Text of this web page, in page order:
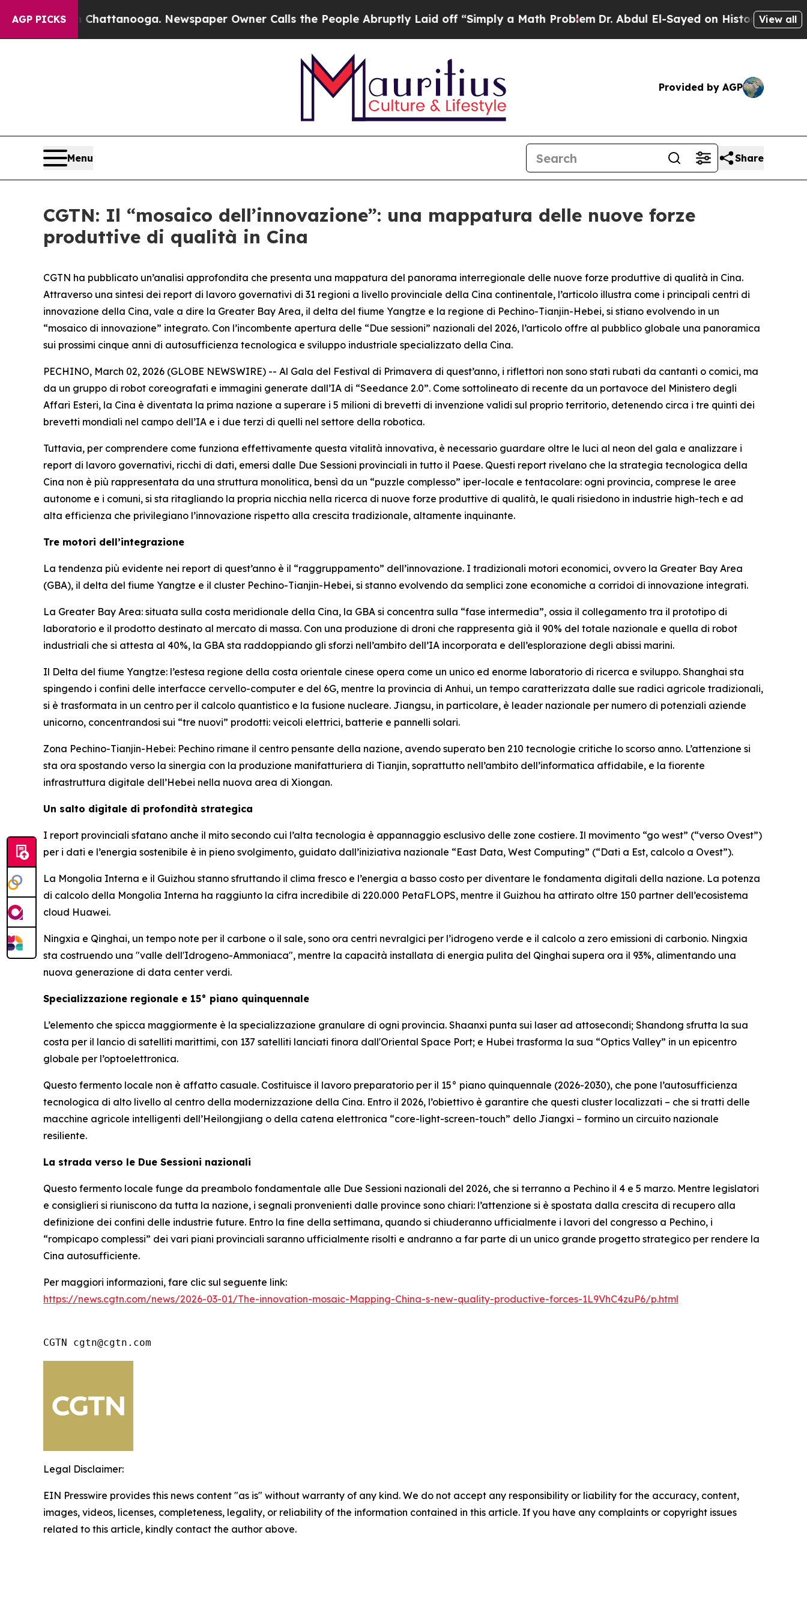
AGP PICKS
in Chattanooga. Newspaper Owner Calls the People Abruptly Laid off “Simply a Math Problem Dr. Abdul El-Sayed on Historic Michigan Win:
View all
Provided by AGP
Menu Share
CGTN: Il “mosaico dell’innovazione”: una mappatura delle nuove forze
produttive di qualità in Cina
CGTN ha pubblicato un’analisi approfondita che presenta una mappatura del panorama interregionale delle nuove forze produttive di qualità in Cina.
Attraverso una sintesi dei report di lavoro governativi di 31 regioni a livello provinciale della Cina continentale, l’articolo illustra come i principali centri di
innovazione della Cina, vale a dire la Greater Bay Area, il delta del fiume Yangtze e la regione di Pechino-Tianjin-Hebei, si stiano evolvendo in un
“mosaico di innovazione” integrato. Con l’incombente apertura delle “Due sessioni” nazionali del 2026, l’articolo offre al pubblico globale una panoramica
sui prossimi cinque anni di autosufficienza tecnologica e sviluppo industriale specializzato della Cina.
PECHINO, March 02, 2026 (GLOBE NEWSWIRE) -- Al Gala del Festival di Primavera di quest’anno, i riflettori non sono stati rubati da cantanti o comici, ma
da un gruppo di robot coreografati e immagini generate dall’IA di “Seedance 2.0”. Come sottolineato di recente da un portavoce del Ministero degli
Affari Esteri, la Cina è diventata la prima nazione a superare i 5 milioni di brevetti di invenzione validi sul proprio territorio, detenendo circa i tre quinti dei
brevetti mondiali nel campo dell’IA e i due terzi di quelli nel settore della robotica.
Tuttavia, per comprendere come funziona effettivamente questa vitalità innovativa, è necessario guardare oltre le luci al neon del gala e analizzare i
report di lavoro governativi, ricchi di dati, emersi dalle Due Sessioni provinciali in tutto il Paese. Questi report rivelano che la strategia tecnologica della
Cina non è più rappresentata da una struttura monolitica, bensì da un “puzzle complesso” iper-locale e tentacolare: ogni provincia, comprese le aree
autonome e i comuni, si sta ritagliando la propria nicchia nella ricerca di nuove forze produttive di qualità, le quali risiedono in industrie high-tech e ad
alta efficienza che privilegiano l’innovazione rispetto alla crescita tradizionale, altamente inquinante.
Tre motori dell’integrazione
La tendenza più evidente nei report di quest’anno è il “raggruppamento” dell’innovazione. I tradizionali motori economici, ovvero la Greater Bay Area
(GBA), il delta del fiume Yangtze e il cluster Pechino-Tianjin-Hebei, si stanno evolvendo da semplici zone economiche a corridoi di innovazione integrati.
La Greater Bay Area: situata sulla costa meridionale della Cina, la GBA si concentra sulla “fase intermedia”, ossia il collegamento tra il prototipo di
laboratorio e il prodotto destinato al mercato di massa. Con una produzione di droni che rappresenta già il 90% del totale nazionale e quella di robot
industriali che si attesta al 40%, la GBA sta raddoppiando gli sforzi nell’ambito dell’IA incorporata e dell’esplorazione degli abissi marini.
Il Delta del fiume Yangtze: l’estesa regione della costa orientale cinese opera come un unico ed enorme laboratorio di ricerca e sviluppo. Shanghai sta
spingendo i confini delle interfacce cervello-computer e del 6G, mentre la provincia di Anhui, un tempo caratterizzata dalle sue radici agricole tradizionali,
si è trasformata in un centro per il calcolo quantistico e la fusione nucleare. Jiangsu, in particolare, è leader nazionale per numero di potenziali aziende
unicorno, concentrandosi sui “tre nuovi” prodotti: veicoli elettrici, batterie e pannelli solari.
Zona Pechino-Tianjin-Hebei: Pechino rimane il centro pensante della nazione, avendo superato ben 210 tecnologie critiche lo scorso anno. L’attenzione si
sta ora spostando verso la sinergia con la produzione manifatturiera di Tianjin, soprattutto nell’ambito dell’informatica affidabile, e la fiorente
infrastruttura digitale dell’Hebei nella nuova area di Xiongan.
Un salto digitale di profondità strategica
I report provinciali sfatano anche il mito secondo cui l’alta tecnologia è appannaggio esclusivo delle zone costiere. Il movimento “go west” (“verso Ovest”)
per i dati e l’energia sostenibile è in pieno svolgimento, guidato dall’iniziativa nazionale “East Data, West Computing” (“Dati a Est, calcolo a Ovest”).
La Mongolia Interna e il Guizhou stanno sfruttando il clima fresco e l’energia a basso costo per diventare le fondamenta digitali della nazione. La potenza
di calcolo della Mongolia Interna ha raggiunto la cifra incredibile di 220.000 PetaFLOPS, mentre il Guizhou ha attirato oltre 150 partner dell’ecosistema
cloud Huawei.
Ningxia e Qinghai, un tempo note per il carbone o il sale, sono ora centri nevralgici per l’idrogeno verde e il calcolo a zero emissioni di carbonio. Ningxia
sta costruendo una "valle dell'Idrogeno-Ammoniaca", mentre la capacità installata di energia pulita del Qinghai supera ora il 93%, alimentando una
nuova generazione di data center verdi.
Specializzazione regionale e 15° piano quinquennale
L’elemento che spicca maggiormente è la specializzazione granulare di ogni provincia. Shaanxi punta sui laser ad attosecondi; Shandong sfrutta la sua
costa per il lancio di satelliti marittimi, con 137 satelliti lanciati finora dall'Oriental Space Port; e Hubei trasforma la sua “Optics Valley” in un epicentro
globale per l’optoelettronica.
Questo fermento locale non è affatto casuale. Costituisce il lavoro preparatorio per il 15° piano quinquennale (2026-2030), che pone l’autosufficienza
tecnologica di alto livello al centro della modernizzazione della Cina. Entro il 2026, l’obiettivo è garantire che questi cluster localizzati – che si tratti delle
macchine agricole intelligenti dell’Heilongjiang o della catena elettronica “core-light-screen-touch” dello Jiangxi – formino un circuito nazionale
resiliente.
La strada verso le Due Sessioni nazionali
Questo fermento locale funge da preambolo fondamentale alle Due Sessioni nazionali del 2026, che si terranno a Pechino il 4 e 5 marzo. Mentre legislatori
e consiglieri si riuniscono da tutta la nazione, i segnali pronvenienti dalle province sono chiari: l’attenzione si è spostata dalla crescita di recupero alla
definizione dei confini delle industrie future. Entro la fine della settimana, quando si chiuderanno ufficialmente i lavori del congresso a Pechino, i
“rompicapo complessi” dei vari piani provinciali saranno ufficialmente risolti e andranno a far parte di un unico grande progetto strategico per rendere la
Cina autosufficiente.
Per maggiori informazioni, fare clic sul seguente link:
https://news.cgtn.com/news/2026-03-01/The-innovation-mosaic-Mapping-China-s-new-quality-productive-forces-1L9VhC4zuP6/p.html
CGTN cgtn@cgtn.com
Legal Disclaimer:
EIN Presswire provides this news content "as is" without warranty of any kind. We do not accept any responsibility or liability for the accuracy, content,
images, videos, licenses, completeness, legality, or reliability of the information contained in this article. If you have any complaints or copyright issues
related to this article, kindly contact the author above.